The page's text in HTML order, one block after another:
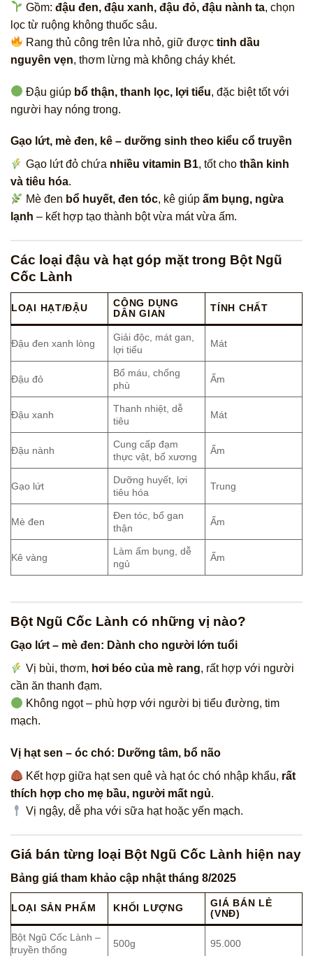
Gồm:đậu đen, đậu xanh, đậu đỏ, đậu nành ta, chọn
lọc từ ruộng không thuốc sâu.
Rang thủ công trên lửa nhỏ, giữ đượctinh dầu
nguyên vẹn, thơm lừng mà không cháy khét.
Đậu giúp bổ thận, thanh lọc, lợi tiểu, đặc biệt tốt với
người hay nóng trong.
Gạo lứt, mè đen, kê – dưỡng sinh theo kiểu cổ truyền
Gạo lứt đỏ chứa nhiều vitamin B1, tốt chothần kinh
và tiêu hóa.
Mè đen bổ huyết, đen tóc, kê giúpấm bụng, ngừa
lạnh – kết hợp tạo thành bột vừa mát vừa ấm.
Các loại đậu và hạt góp mặt trong Bột Ngũ
Cốc Lành
LOẠI HẠT/ĐẬU
CÔNG DỤNG
DÂN GIAN
TÍNH CHẤT
Đậu đen xanh lòng
Giải độc, mát gan,
lợi tiểu
Mát
Đậu đỏ
Bổ máu, chống
phù
Ấm
Đậu xanh
Thanh nhiệt, dễ
tiêu
Mát
Đậu nành
Cung cấp đạm
thực vật, bổ xương
Ấm
Gạo lứt
Dưỡng huyết, lợi
tiêu hóa
Trung
Mè đen
Đen tóc, bổ gan
thận
Ấm
Kê vàng
Làm ấm bụng, dễ
ngủ
Ấm
Bột Ngũ Cốc Lành có những vị nào?
Gạo lứt – mè đen: Dành cho người lớn tuổi
Vị bùi, thơm, hơi béo của mè rang, rất hợp với người
cần ăn thanh đạm.
Không ngọt – phù hợp với người bị tiểu đường, tim
mạch.
Vị hạt sen – óc chó: Dưỡng tâm, bổ não
Kết hợp giữa hạt sen quê và hạt óc chó nhập khẩu, rất
thích hợp cho mẹ bầu, người mất ngủ.
Vị ngậy, dễ pha với sữa hạt hoặc yến mạch.
Giá bán từng loại Bột Ngũ Cốc Lành hiện nay
Bảng giá tham khảo cập nhật tháng 8/2025
LOẠI SẢN PHẨM KHỐI LƯỢNG
GIÁ BÁN LẺ
(VNĐ)
Bột Ngũ Cốc Lành –
truyền thống
500g 95.000